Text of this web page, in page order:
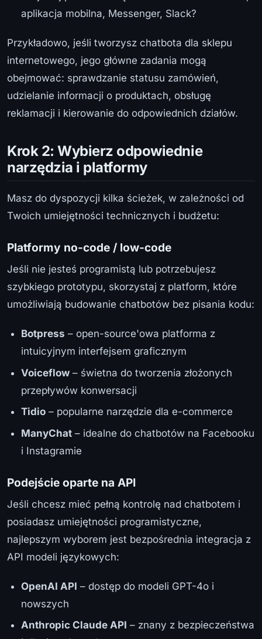
aplikacja mobilna, Messenger, Slack?
Przykładowo, jeśli tworzysz chatbota dla sklepu
internetowego, jego główne zadania mogą
obejmować: sprawdzanie statusu zamówień,
udzielanie informacji o produktach, obsługę
reklamacji i kierowanie do odpowiednich działów.
Krok 2: Wybierz odpowiednie
narzędzia i platformy
Masz do dyspozycji kilka ścieżek, w zależności od
Twoich umiejętności technicznych i budżetu:
Platformy no-code / low-code
Jeśli nie jesteś programistą lub potrzebujesz
szybkiego prototypu, skorzystaj z platform, które
umożliwiają budowanie chatbotów bez pisania kodu:
Botpress – open-source'owa platforma z
intuicyjnym interfejsem graficznym
Voiceflow – świetna do tworzenia złożonych
przepływów konwersacji
Tidio – popularne narzędzie dla e-commerce
ManyChat – idealne do chatbotów na Facebooku
i Instagramie
Podejście oparte na API
Jeśli chcesz mieć pełną kontrolę nad chatbotem i
posiadasz umiejętności programistyczne,
najlepszym wyborem jest bezpośrednia integracja z
API modeli językowych:
OpenAI API – dostęp do modeli GPT-4o i
nowszych
Anthropic Claude API – znany z bezpieczeństwa